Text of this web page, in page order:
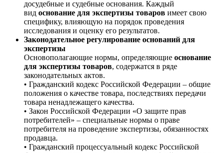
досудебные и судебные основания. Каждый
вид основание для экспертизы товаров имеет свою
специфику, влияющую на порядок проведения
исследования и оценку его результатов.
Законодательное регулирование оснований для
экспертизы
Основополагающие нормы, определяющие основание
для экспертизы товаров, содержатся в ряде
законодательных актов.
• Гражданский кодекс Российской Федерации – общие
положения о качестве товара, последствиях передачи
товара ненадлежащего качества.
• Закон Российской Федерации «О защите прав
потребителей» – специальные нормы о праве
потребителя на проведение экспертизы, обязанностях
продавца.
• Гражданский процессуальный кодекс Российской